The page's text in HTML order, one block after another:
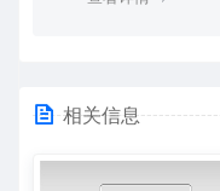
相关信息